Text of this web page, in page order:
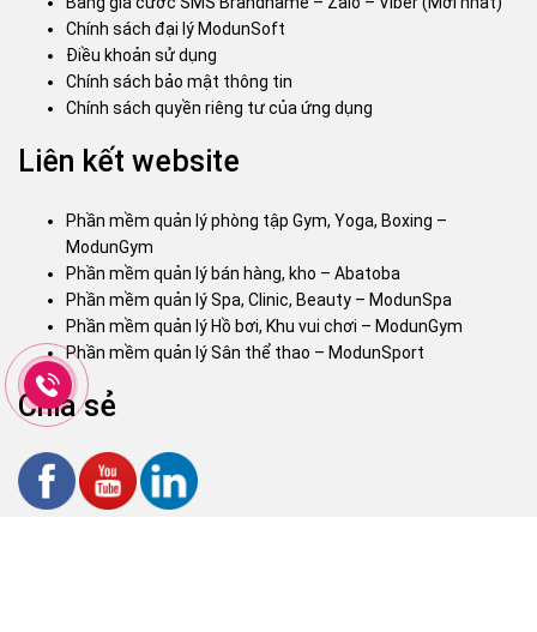
Chính sách đại lý ModunSoft
Điều khoản sử dụng
Chính sách bảo mật thông tin
Chính sách quyền riêng tư của ứng dụng
Liên kết website
Phần mềm quản lý phòng tập Gym, Yoga, Boxing –
ModunGym
Phần mềm quản lý bán hàng, kho – Abatoba
Phần mềm quản lý Spa, Clinic, Beauty – ModunSpa
Phần mềm quản lý Hồ bơi, Khu vui chơi – ModunGym
Phần mềm quản lý Sân thể thao – ModunSport
Chia sẻ